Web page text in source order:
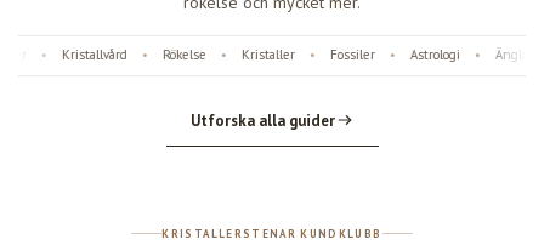
Kristallvård • Rökelse • Kristaller • Fossiler • Astrologi •
Utforska alla guider
KRISTALLERSTENAR KUNDKLUBB